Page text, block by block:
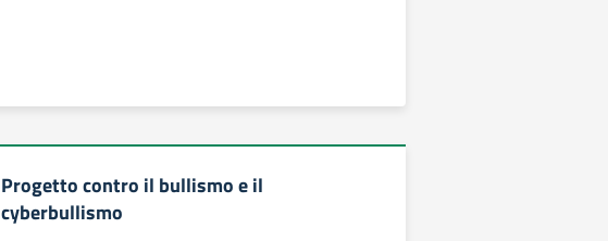
Progetto contro il bullismo e il
cyberbullismo